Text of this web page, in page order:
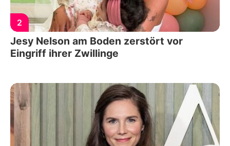
2
Jesy Nelson am Boden zerstört vor
Eingriff ihrer Zwillinge